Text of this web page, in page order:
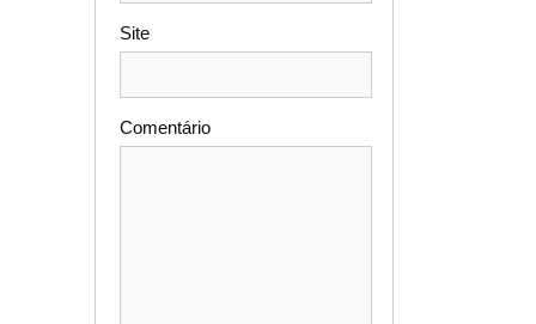
Site
Comentário